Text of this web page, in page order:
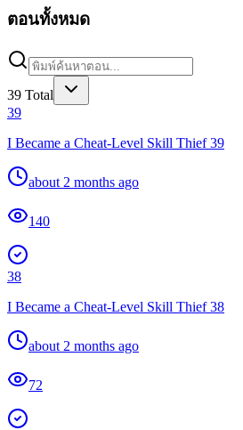
ตอนทั้งหมด
39 Total
39
I Became a Cheat-Level Skill Thief 39
about 2 months ago
140
38
I Became a Cheat-Level Skill Thief 38
about 2 months ago
72